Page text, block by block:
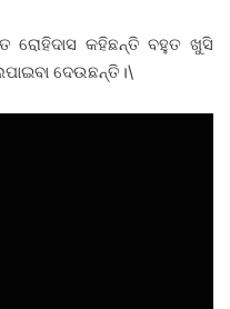
ରୋହିଦାସ କହିଛନ୍ତି ବହୁତ ଖୁସି
ଦେଉଛନ୍ତି।\